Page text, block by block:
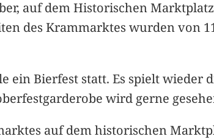
auf dem Historischen
des Krammarktes wurden von
ein Bierfest statt. Es spielt wieder
wird gerne
auf dem historischen